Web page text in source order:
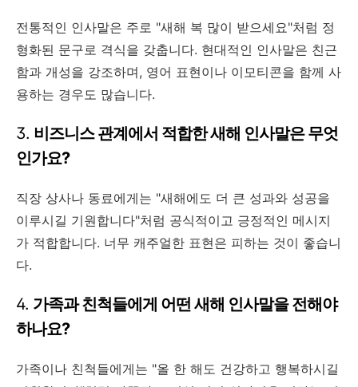
전통적인 인사말은 주로 "새해 복 많이 받으세요"처럼 정
형화된 문구로 격식을 갖춥니다. 현대적인 인사말은 친근
함과 개성을 강조하며, 영어 표현이나 이모티콘을 함께 사
용하는 경우도 많습니다.
3. 비즈니스 관계에서 적합한 새해 인사말은 무엇
인가요?
직장 상사나 동료에게는 "새해에도 더 큰 성과와 성공을
이루시길 기원합니다"처럼 공식적이고 긍정적인 메시지
가 적합합니다. 너무 캐주얼한 표현은 피하는 것이 좋습니
다.
4. 가족과 친척들에게 어떤 새해 인사말을 전해야
하나요?
가족이나 친척들에게는 "올 한 해도 건강하고 행복하시길